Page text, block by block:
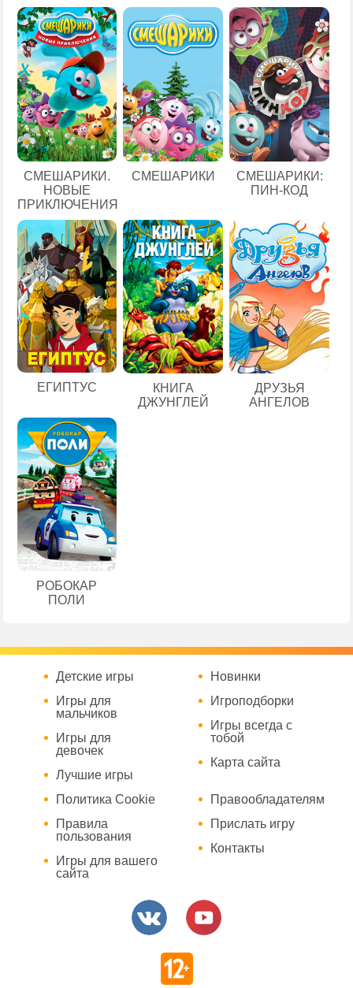
СМЕШАРИКИ.
НОВЫЕ
ПРИКЛЮЧЕНИЯ
СМЕШАРИКИ
СМЕШАРИКИ:
ПИН-КОД
ЕГИПТУС
КНИГА
ДЖУНГЛЕЙ
ДРУЗЬЯ
АНГЕЛОВ
РОБОКАР
ПОЛИ
Детские игры
Игры для
мальчиков
Игры для
девочек
Лучшие игры
Новинки
Игроподборки
Игры всегда с
тобой
Карта сайта
Политика Cookie
Правила
пользования
Игры для вашего
сайта
Правообладателям
Прислать игру
Контакты